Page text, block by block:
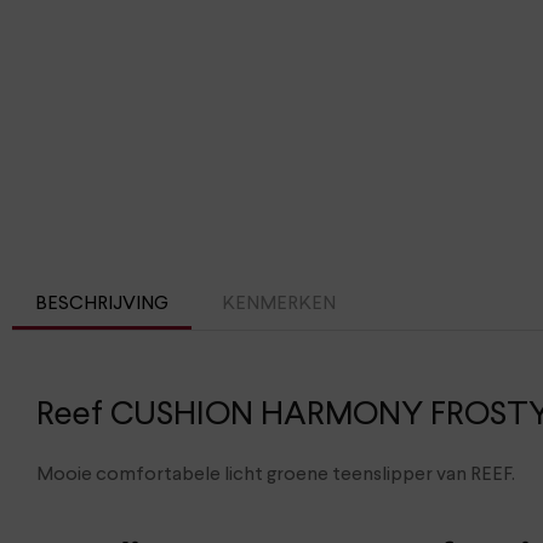
BESCHRIJVING KENMERKEN
Reef CUSHION HARMONY
Mooie comfortabele licht groene teenslipper van REEF.